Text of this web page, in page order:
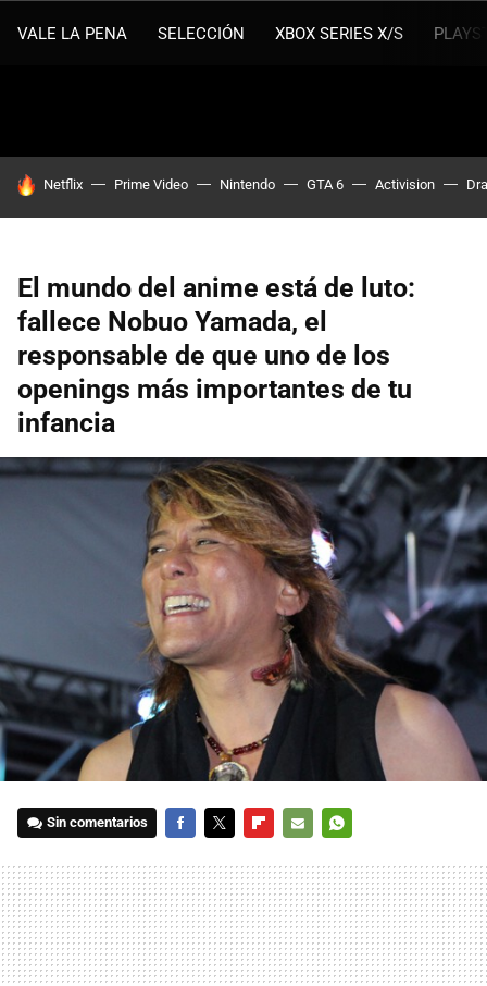
VALE LA PENA SELECCIÓN XBOX SERIES X/S
HOY SE HABLA DE
Netflix Prime Video Nintendo GTA 6 Activision
El mundo del anime está de luto:
fallece Nobuo Yamada, el
responsable de que uno de los
openings más importantes de tu
infancia
Sin comentarios
MAIL